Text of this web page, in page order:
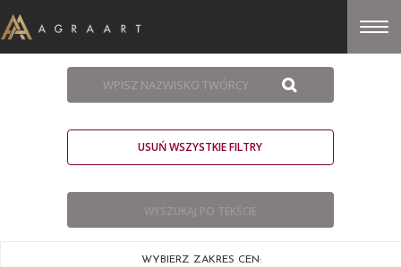
USUŃ WSZYSTKIE FILTRY
WYBIERZ ZAKRES CEN: